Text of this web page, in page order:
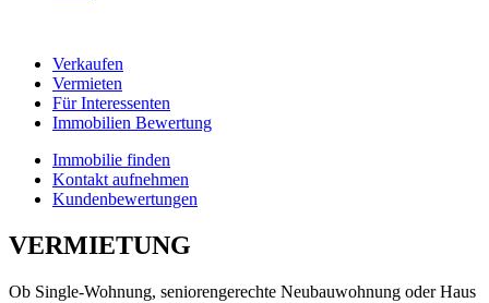
Verkaufen
Vermieten
Für Interessenten
Immobilien Bewertung
Immobilie finden
Kontakt aufnehmen
Kundenbewertungen
VERMIETUNG
Ob Single-Wohnung, seniorengerechte Neubauwohnung oder Haus